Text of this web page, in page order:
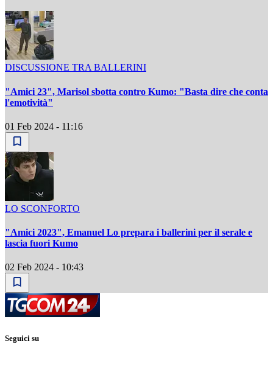
DISCUSSIONE TRA BALLERINI
"Amici 23", Marisol sbotta contro Kumo: "Basta dire che conta
l'emotività"
01 Feb 2024 - 11:16
LO SCONFORTO
"Amici 2023", Emanuel Lo prepara i ballerini per il serale e
lascia fuori Kumo
02 Feb 2024 - 10:43
Seguici su